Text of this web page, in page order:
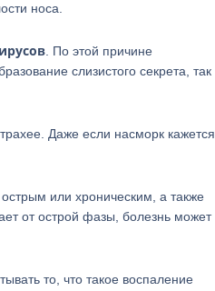
носа.
. По этой причине
слизистого секрета, так
Даже если насморк кажется
или хроническим, а также
от острой фазы, болезнь может
то, что такое воспаление